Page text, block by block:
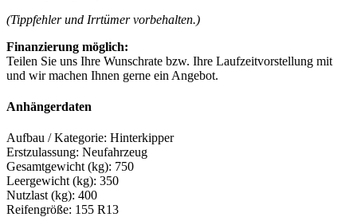
(Tippfehler und Irrtümer vorbehalten.)
Finanzierung möglich:
Teilen Sie uns Ihre Wunschrate bzw. Ihre Laufzeitvorstellung mit
und wir machen Ihnen gerne ein Angebot.
Anhängerdaten
Aufbau / Kategorie: Hinterkipper
Erstzulassung: Neufahrzeug
Gesamtgewicht (kg): 750
Leergewicht (kg): 350
Nutzlast (kg): 400
Reifengröße: 155 R13